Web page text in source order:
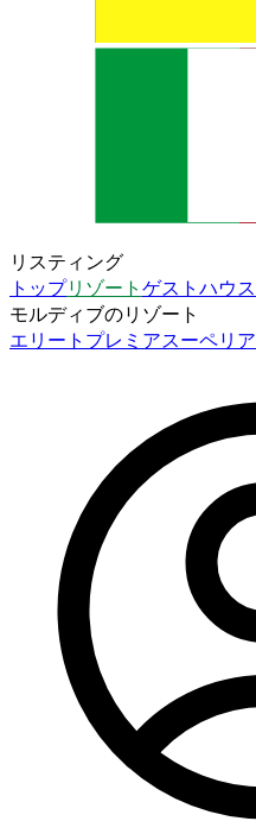
リスティング
トップリゾート ゲストハウス
モルディブのリゾート
エリート プレミアスーペリア